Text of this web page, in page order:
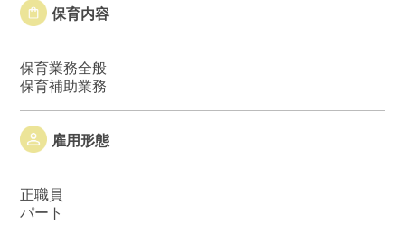
保育内容
保育業務全般
保育補助業務
雇用形態
正職員
パート